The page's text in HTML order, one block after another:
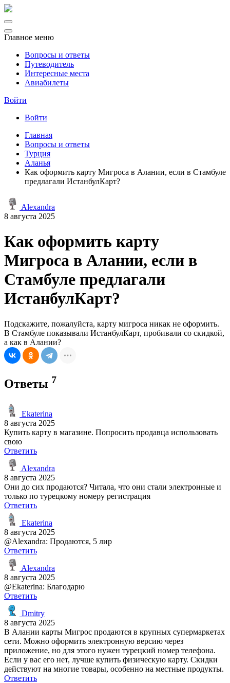
Главное меню
Вопросы и ответы
Путеводитель
Интересные места
Авиабилеты
Войти
Войти
Главная
Вопросы и ответы
Турция
Аланья
Как оформить карту Мигроса в Алании, если в Стамбуле
предлагали ИстанбулКарт?
Alexandra
8 августа 2025
Как оформить карту
Мигроса в Алании, если в
Стамбуле предлагали
ИстанбулКарт?
Подскажите, пожалуйста, карту мигроса никак не оформить.
В Стамбуле показывали ИстанбулКарт, пробивали со скидкой,
а как в Алании?
Ответы 7
Ekaterina
8 августа 2025
Купить карту в магазине. Попросить продавца использовать
свою
Ответить
Alexandra
8 августа 2025
Они до сих продаются? Читала, что они стали электронные и
только по турецкому номеру регистрация
Ответить
Ekaterina
8 августа 2025
@Alexandra: Продаются, 5 лир
Ответить
Alexandra
8 августа 2025
@Ekaterina: Благодарю
Ответить
Dmitry
8 августа 2025
В Алании карты Мигрос продаются в крупных супермаркетах
сети. Можно оформить электронную версию через
приложение, но для этого нужен турецкий номер телефона.
Если у вас его нет, лучше купить физическую карту. Скидки
действуют на многие товары, особенно на местные продукты.
Ответить